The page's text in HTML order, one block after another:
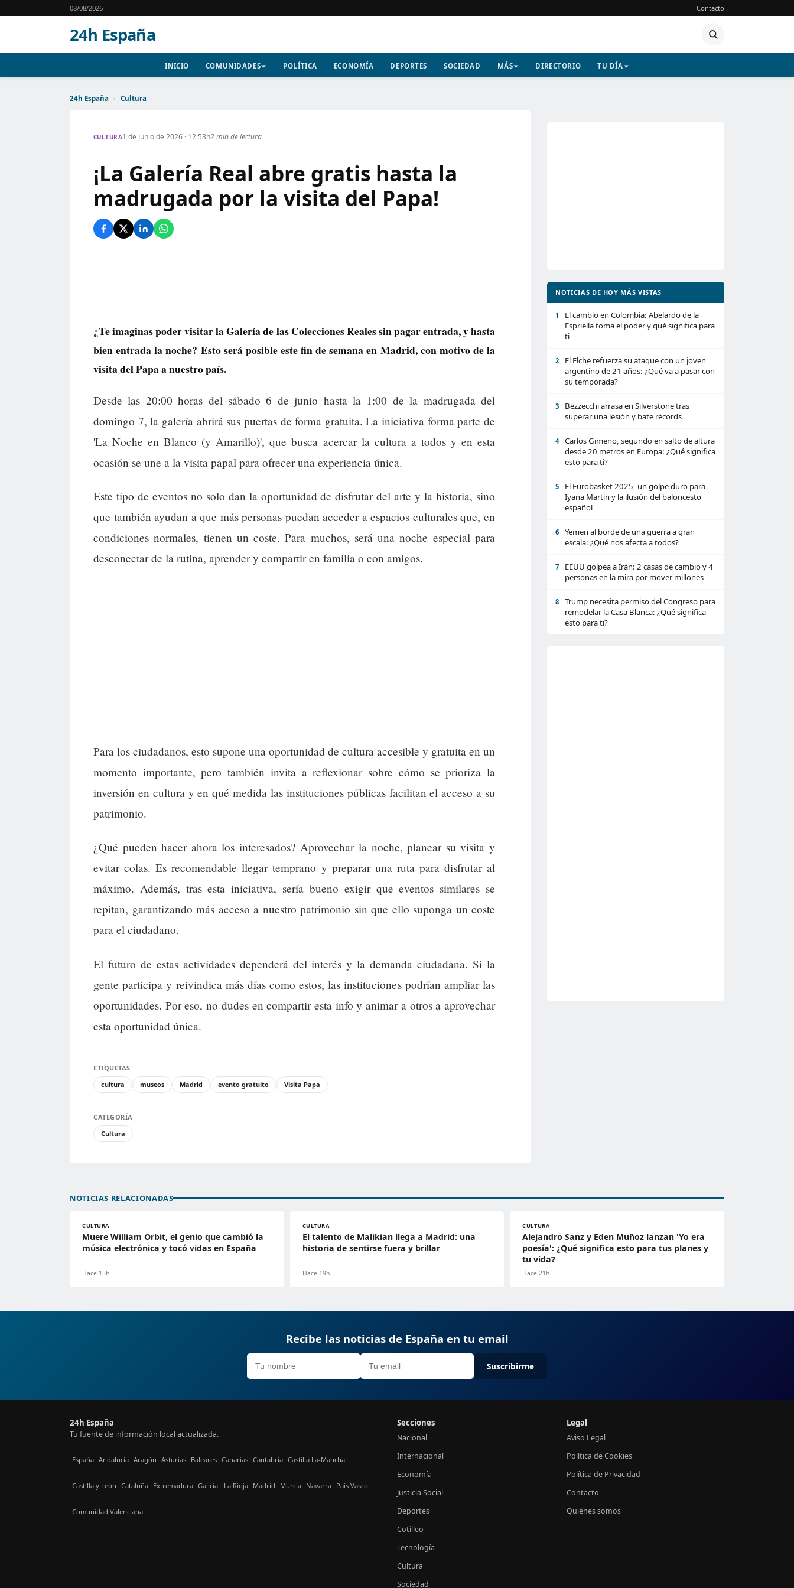
08/08/2026 Contacto
24h España
INICIO COMUNIDADES POLÍTICA ECONOMÍA DEPORTES SOCIEDAD MÁS DIRECTORIO TU DÍA
24h España › Cultura
CULTURA1 de Junio de 2026 · 12:53h2 min de lectura
¡La Galería Real abre gratis hasta la
madrugada por la visita del Papa!
¿Te imaginas poder visitar la Galería de las Colecciones Reales sin pagar entrada, y hasta
bien entrada la noche? Esto será posible este fin de semana en Madrid, con motivo de la
visita del Papa a nuestro país.
Desde las 20:00 horas del sábado 6 de junio hasta la 1:00 de la madrugada del
domingo 7, la galería abrirá sus puertas de forma gratuita. La iniciativa forma parte de
'La Noche en Blanco (y Amarillo)', que busca acercar la cultura a todos y en esta
ocasión se une a la visita papal para ofrecer una experiencia única.
Este tipo de eventos no solo dan la oportunidad de disfrutar del arte y la historia, sino
que también ayudan a que más personas puedan acceder a espacios culturales que, en
condiciones normales, tienen un coste. Para muchos, será una noche especial para
desconectar de la rutina, aprender y compartir en familia o con amigos.
Para los ciudadanos, esto supone una oportunidad de cultura accesible y gratuita en un
momento importante, pero también invita a reflexionar sobre cómo se prioriza la
inversión en cultura y en qué medida las instituciones públicas facilitan el acceso a su
patrimonio.
¿Qué pueden hacer ahora los interesados? Aprovechar la noche, planear su visita y
evitar colas. Es recomendable llegar temprano y preparar una ruta para disfrutar al
máximo. Además, tras esta iniciativa, sería bueno exigir que eventos similares se
repitan, garantizando más acceso a nuestro patrimonio sin que ello suponga un coste
para el ciudadano.
El futuro de estas actividades dependerá del interés y la demanda ciudadana. Si la
gente participa y reivindica más días como estos, las instituciones podrían ampliar las
oportunidades. Por eso, no dudes en compartir esta info y animar a otros a aprovechar
esta oportunidad única.
ETIQUETAS
cultura
museos Madrid evento gratuito Visita Papa
CATEGORÍA
Cultura
NOTICIAS DE HOY MÁS VISTAS
1
El cambio en Colombia: Abelardo de la
Espriella toma el poder y qué significa para
ti
2
El Elche refuerza su ataque con un joven
argentino de 21 años: ¿Qué va a pasar con
su temporada?
3
Bezzecchi arrasa en Silverstone tras
superar una lesión y bate récords
4
Carlos Gimeno, segundo en salto de altura
desde 20 metros en Europa: ¿Qué significa
esto para ti?
5
El Eurobasket 2025, un golpe duro para
Iyana Martín y la ilusión del baloncesto
español
6
Yemen al borde de una guerra a gran
escala: ¿Qué nos afecta a todos?
7
EEUU golpea a Irán: 2 casas de cambio y 4
personas en la mira por mover millones
8
Trump necesita permiso del Congreso para
remodelar la Casa Blanca: ¿Qué significa
esto para ti?
NOTICIAS RELACIONADAS
CULTURA
Muere William Orbit, el genio que cambió la
música electrónica y tocó vidas en España
Hace 15h
CULTURA
El talento de Malikian llega a Madrid: una
historia de sentirse fuera y brillar
Hace 19h
CULTURA
Alejandro Sanz y Eden Muñoz lanzan 'Yo era
poesía': ¿Qué significa esto para tus planes y
tu vida?
Hace 21h
Recibe las noticias de España en tu email
Suscribirme
24h España
Tu fuente de información local actualizada.
España Andalucía Aragón Asturias Baleares Canarias Cantabria Castilla La-Mancha
Castilla y León Cataluña Extremadura Galicia La Rioja Madrid Murcia Navarra País Vasco
Comunidad Valenciana
Secciones
Nacional
Internacional
Economía
Justicia Social
Deportes
Cotilleo
Tecnología
Cultura
Sociedad
Legal
Aviso Legal
Política de Cookies
Política de Privacidad
Contacto
Quiénes somos